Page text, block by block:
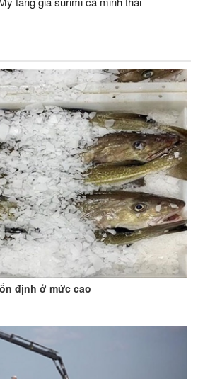
định ở mức cao